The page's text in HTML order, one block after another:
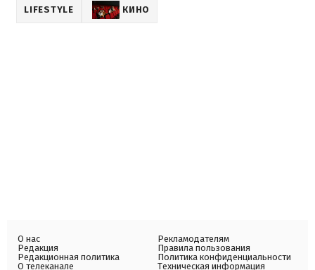
LIFESTYLE КИНО
О нас
Редакция
Редакционная политика
О телеканале
Рекламодателям
Правила пользования
Политика конфиденциальности
Техническая информация